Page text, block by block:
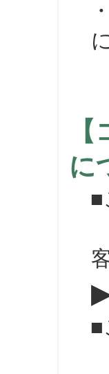
・
に
■
■